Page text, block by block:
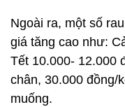
Ngoài ra, một số
giá tăng cao như:
Tết 10.000- 12.000
chân, 30.000 đồng/
muống.